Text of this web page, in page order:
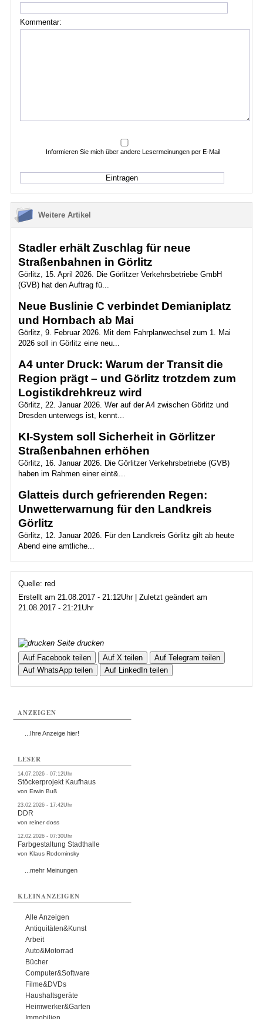
Kommentar:
Informieren Sie mich über andere Lesermeinungen per E-Mail
Weitere Artikel
Stadler erhält Zuschlag für neue
Straßenbahnen in Görlitz
Görlitz, 15. April 2026. Die Görlitzer Verkehrsbetriebe GmbH
(GVB) hat den Auftrag fü...
Neue Buslinie C verbindet Demianiplatz
und Hornbach ab Mai
Görlitz, 9. Februar 2026. Mit dem Fahrplanwechsel zum 1. Mai
2026 soll in Görlitz eine neu...
A4 unter Druck: Warum der Transit die
Region prägt – und Görlitz trotzdem zum
Logistikdrehkreuz wird
Görlitz, 22. Januar 2026. Wer auf der A4 zwischen Görlitz und
Dresden unterwegs ist, kennt...
KI-System soll Sicherheit in Görlitzer
Straßenbahnen erhöhen
Görlitz, 16. Januar 2026. Die Görlitzer Verkehrsbetriebe (GVB)
haben im Rahmen einer eint&...
Glatteis durch gefrierenden Regen:
Unwetterwarnung für den Landkreis
Görlitz
Görlitz, 12. Januar 2026. Für den Landkreis Görlitz gilt ab heute
Abend eine amtliche...
Quelle: red
Erstellt am 21.08.2017 - 21:12Uhr | Zuletzt geändert am
21.08.2017 - 21:21Uhr
Seite drucken
Auf Facebook teilen
Auf X teilen
Auf Telegram teilen
Auf WhatsApp teilen
Auf LinkedIn teilen
ANZEIGEN
...Ihre Anzeige hier!
LESER
14.07.2026 - 07:12Uhr
Stöckerprojekt Kaufhaus
von Erwin Buß
23.02.2026 - 17:42Uhr
DDR
von reiner doss
12.02.2026 - 07:30Uhr
Farbgestaltung Stadthalle
von Klaus Rodominsky
...mehr Meinungen
KLEINANZEIGEN
Alle Anzeigen
Antiquitäten&Kunst
Arbeit
Auto&Motorrad
Bücher
Computer&Software
Filme&DVDs
Haushaltsgeräte
Heimwerker&Garten